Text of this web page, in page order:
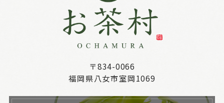
〒834-0066
福岡県八女市室岡1069